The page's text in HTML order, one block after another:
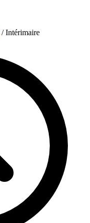
/ Intérimaire